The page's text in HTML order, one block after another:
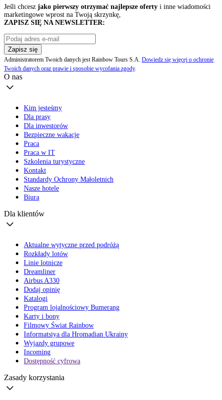
Jeśli chcesz jako pierwszy otrzymać najlepsze oferty i inne wiadomości
marketingowe wprost na Twoją skrzynkę,
ZAPISZ SIĘ NA NEWSLETTER:
Zapisz się
Administratorem Twoich danych jest Rainbow Tours S.A. Dowiedz się więcej o ochronie
Twoich danych oraz prawie i sposobie wycofania zgody.
O nas
Kim jesteśmy
Dla prasy
Dla inwestorów
Bezpieczne wakacje
Praca
Praca w IT
Szkolenia turystyczne
Kontakt
Standardy Ochrony Małoletnich
Nasze hotele
Biura
Dla klientów
Aktualne wytyczne przed podróżą
Rozkłady lotów
Linie lotnicze
Dreamliner
Airbus A330
Dodaj opinię
Katalogi
Program lojalnościowy Bumerang
Karty i bony
Filmowy Świat Rainbow
Informatsiya dla Hromadian Ukrainy
Wyjazdy grupowe
Incoming
Dostępność cyfrowa
Zasady korzystania